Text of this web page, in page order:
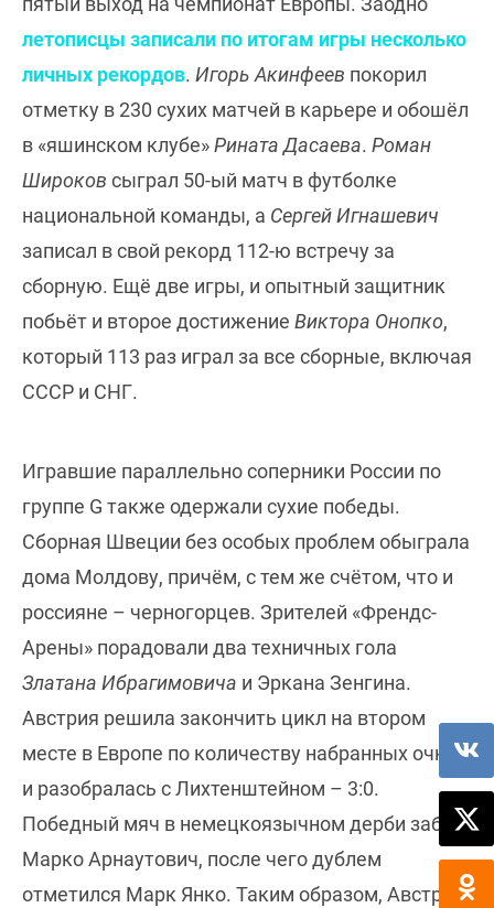
летописцы записали по итогам игры несколько
личных рекордов. Игорь Акинфеев покорил
отметку в 230 сухих матчей в карьере и обошёл
в «яшинском клубе»Рината Дасаева. Роман
Широков сыграл 50-ый матч в футболке
национальной команды, а Сергей Игнашевич
записал в свой рекорд 112-ю встречу за
сборную. Ещё две игры, и опытный защитник
побьёт и второе достижение Виктора Онопко,
который 113 раз играл за все сборные, включая
СССР и СНГ.
Игравшие параллельно соперники России по
группе G также одержали сухие победы.
Сборная Швеции без особых проблем обыграла
дома Молдову, причём, с тем же счётом, что и
россияне – черногорцев. Зрителей «Френдс-
Арены» порадовали два техничных гола
Златана Ибрагимовича и Эркана Зенгина.
Австрия решила закончить цикл на втором
месте в Европе по количеству набранных очков
и разобралась с Лихтенштейном – 3:0.
Победный мяч в немецкоязычном дерби забил
Марко Арнаутович, после чего дублем
отметился Марк Янко. Таким образом, Австрия